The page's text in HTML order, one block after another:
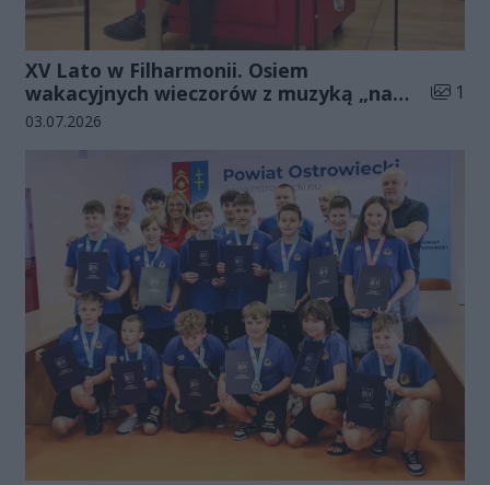
XV Lato w Filharmonii. Osiem
wakacyjnych wieczorów z muzyką „na
luzie”
Liczba
1
Data dodania galerii:
03.07.2026